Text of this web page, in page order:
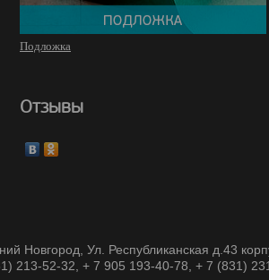
Подложка
Отзывы
Новгород, Ул. Республиканская д.43
213-52-32, + 7 905 193-40-78, + 7 (831)